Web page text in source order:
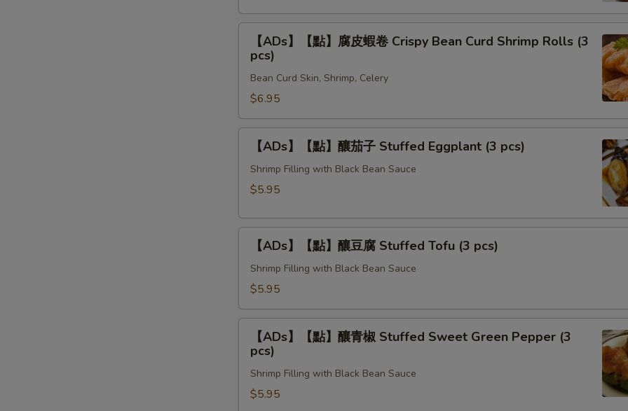
(3
pcs)
Fried
Shumai
pcs)
【ADs】
【點】
卷
Crispy
Bean
Curd
Shrimp
Rolls
(3
pcs)
【ADs】【點】腐皮蝦卷 Crispy Bean Curd Shrimp Rolls (3
pcs)
Bean Curd Skin, Shrimp, Celery
$6.95
【ADs】
【點】
Stuffed
Eggplant
pcs)
【ADs】【點】釀茄子 Stuffed Eggplant (3 pcs)
Shrimp Filling with Black Bean Sauce
$5.95
【ADs】
【點】
Stuffed
pcs)
【ADs】【點】釀豆腐 Stuffed Tofu (3 pcs)
Shrimp Filling with Black Bean Sauce
$5.95
【ADs】
【點】【ADs】【點】釀青椒 Stuffed Sweet Green Pepper (3
pcs)
Shrimp Filling with Black Bean Sauce
$5.95